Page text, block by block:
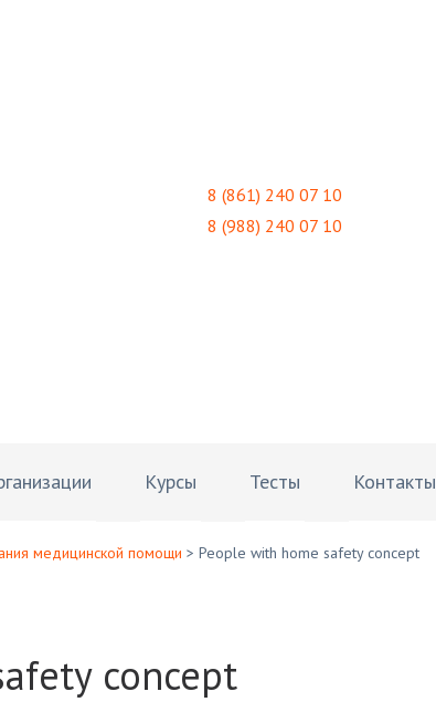
8 (861) 240 07 10
8 (988) 240 07 10
Курсы Тесты Контакты
медицинской помощи > People with home safety concept
concept